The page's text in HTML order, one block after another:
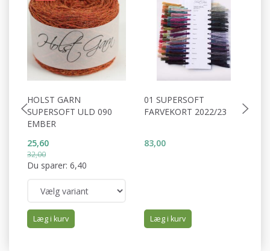
HOLST GARN
SUPERSOFT ULD 090
EMBER
25,60
32,00
Du sparer: 6,40
Læg i kurv
01 SUPERSOFT
FARVEKORT 2022/23
83,00
Læg i kurv